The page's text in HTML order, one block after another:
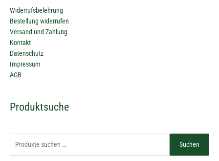
Widerrufsbelehrung
Bestellung widerrufen
Versand und Zahlung
Kontakt
Datenschutz
Impressum
AGB
Produktsuche
Suchen
Suchen